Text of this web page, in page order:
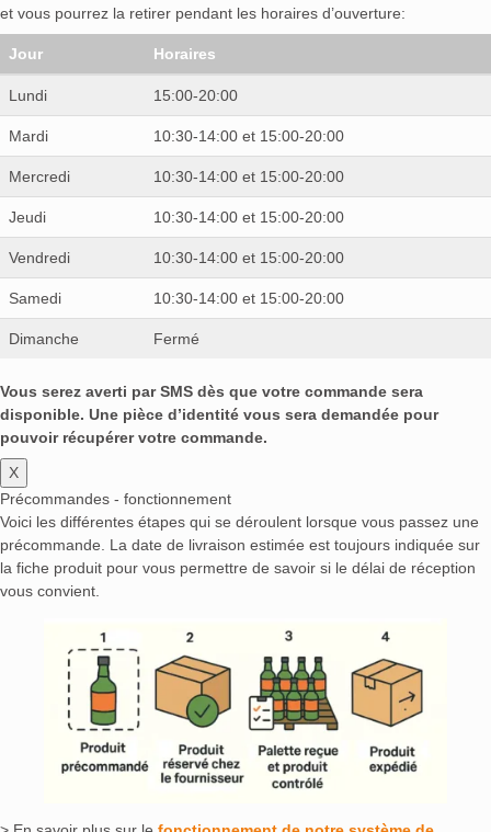
et vous pourrez la retirer pendant les horaires d’ouverture:
Jour Horaires
Lundi 15:00-20:00
Mardi 10:30-14:00 et 15:00-20:00
Mercredi 10:30-14:00 et 15:00-20:00
Jeudi 10:30-14:00 et 15:00-20:00
Vendredi 10:30-14:00 et 15:00-20:00
Samedi 10:30-14:00 et 15:00-20:00
Dimanche Fermé
Vous serez averti par SMS dès que votre commande sera
disponible. Une pièce d’identité vous sera demandée pour
pouvoir récupérer votre commande.
X
Précommandes - fonctionnement
Voici les différentes étapes qui se déroulent lorsque vous passez une
précommande. La date de livraison estimée est toujours indiquée sur
la fiche produit pour vous permettre de savoir si le délai de réception
vous convient.